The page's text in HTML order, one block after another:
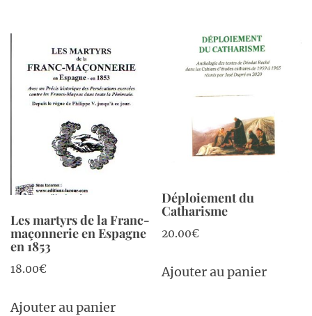
Les martyrs de la Franc-
maçonnerie en Espagne
en 1853
18.00€
Ajouter au panier
Déploiement du
Catharisme
20.00€
Ajouter au panier